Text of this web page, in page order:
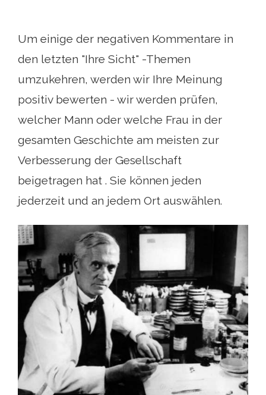
Um einige der negativen Kommentare in
den letzten "Ihre Sicht" -Themen
umzukehren, werden wir Ihre Meinung
positiv bewerten - wir werden prüfen,
welcher Mann oder welche Frau in der
gesamten Geschichte am meisten zur
Verbesserung der Gesellschaft
beigetragen hat . Sie können jeden
jederzeit und an jedem Ort auswählen.